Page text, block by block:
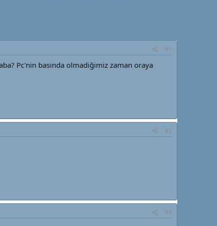
#1
Pc'nin basinda olmadiğimiz zaman oraya
#2
#3